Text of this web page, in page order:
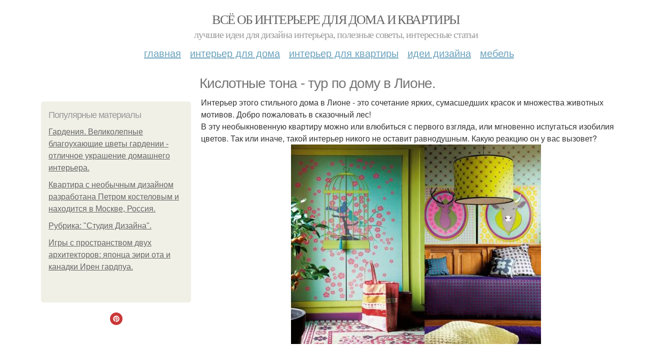
ВСЁ ОБ ИНТЕРЬЕРЕ ДЛЯ ДОМА И КВАРТИРЫ
лучшие идеи для дизайна интерьера, полезные советы, интересные статьи
главная интерьер для дома интерьер для квартиры идеи дизайна мебель
Кислотные тона - тур по дому в Лионе.
Популярные материалы
Гардения. Великолепные
благоухающие цветы гардении -
отличное украшение домашнего
интерьера.
Квартира с необычным дизайном
разработана Петром костеловым и
находится в Москве, Россия.
Рубрика: "Студия Дизайна".
Игры с пространством двух
архитекторов: японца эири ота и
канадки Ирен гардпуа.
Интерьер этого стильного дома в Лионе - это сочетание ярких, сумасшедших красок и множества животных
мотивов. Добро пожаловать в сказочный лес!
В эту необыкновенную квартиру можно или влюбиться с первого взгляда, или мгновенно испугаться изобилия
цветов. Так или иначе, такой интерьер никого не оставит равнодушным. Какую реакцию он у вас вызовет?